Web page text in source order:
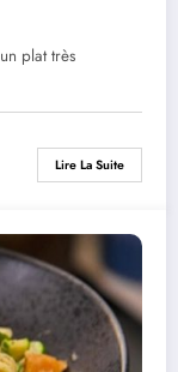
plat très
Lire La Suite